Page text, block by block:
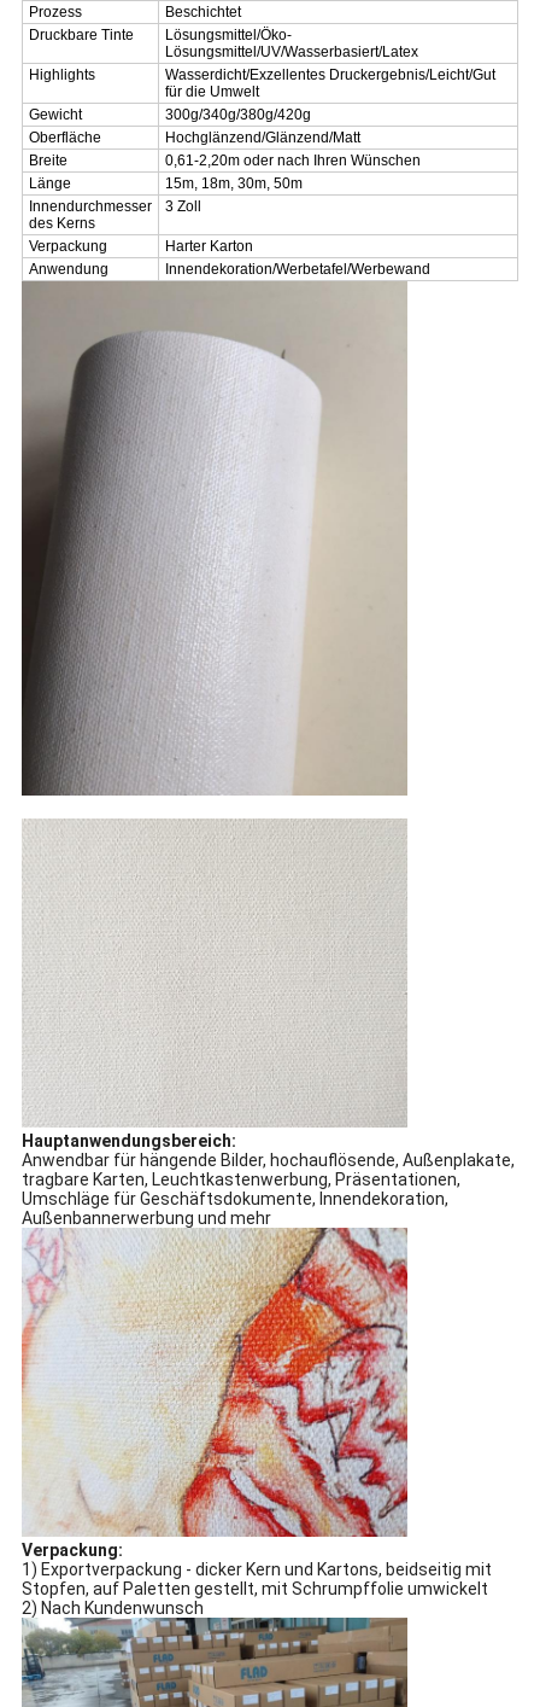
Prozess
Beschichtet
Druckbare Tinte
Lösungsmittel/Öko-
Lösungsmittel/UV/Wasserbasiert/Latex
Highlights
Wasserdicht/Exzellentes Druckergebnis/Leicht/Gut
für die Umwelt
Gewicht
300g/340g/380g/420g
Oberfläche
Hochglänzend/Glänzend/Matt
Breite
0,61-2,20m oder nach Ihren Wünschen
Länge
15m, 18m, 30m, 50m
Innendurchmesser
des Kerns
3 Zoll
Verpackung
Harter Karton
Anwendung
Innendekoration/Werbetafel/Werbewand
Hauptanwendungsbereich:
Anwendbar für hängende Bilder, hochauflösende, Außenplakate,
tragbare Karten, Leuchtkastenwerbung, Präsentationen,
Umschläge für Geschäftsdokumente, Innendekoration,
Außenbannerwerbung und mehr
Verpackung:
1) Exportverpackung - dicker Kern und Kartons, beidseitig mit
Stopfen, auf Paletten gestellt, mit Schrumpffolie umwickelt
2) Nach Kundenwunsch